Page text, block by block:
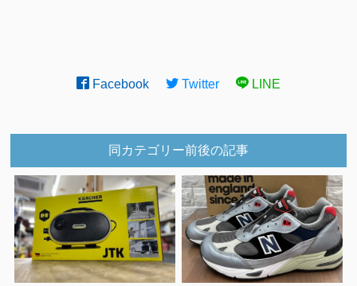
Facebook Twitter LINE
同カテゴリー前後の記事